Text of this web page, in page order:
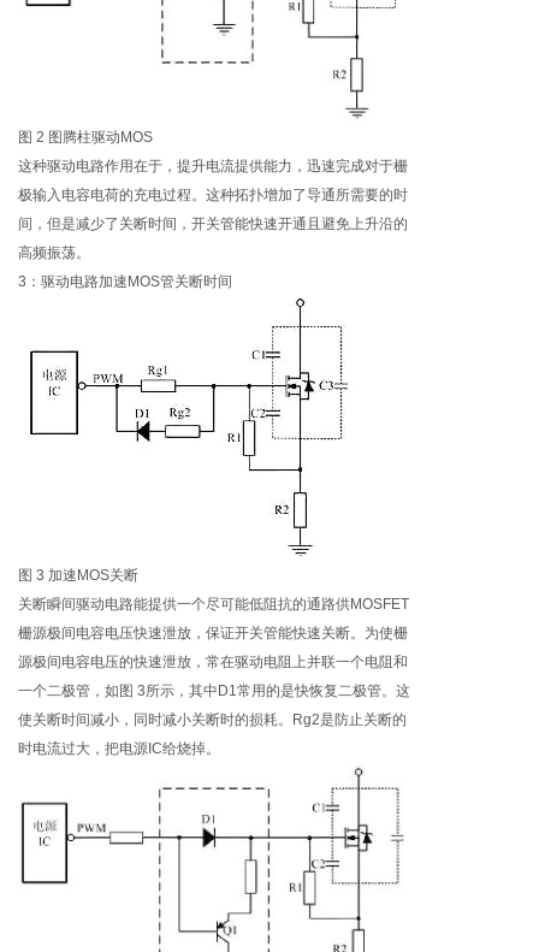
图 2 图腾柱驱动MOS
这种驱动电路作用在于，提升电流提供能力，迅速完成对于栅
极输入电容电荷的充电过程。这种拓扑增加了导通所需要的时
间，但是减少了关断时间，开关管能快速开通且避免上升沿的
高频振荡。
3：驱动电路加速MOS管关断时间
图 3 加速MOS关断
关断瞬间驱动电路能提供一个尽可能低阻抗的通路供MOSFET
栅源极间电容电压快速泄放，保证开关管能快速关断。为使栅
源极间电容电压的快速泄放，常在驱动电阻上并联一个电阻和
一个二极管，如图 3所示，其中D1常用的是快恢复二极管。这
使关断时间减小，同时减小关断时的损耗。Rg2是防止关断的
时电流过大，把电源IC给烧掉。